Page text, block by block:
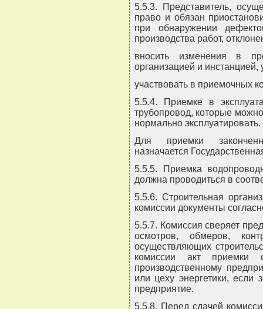
5.5.3. Представитель,
право и обязан
при обнаружении
производства работ,
вносить изменения в
организацией и инстанцией,
участвовать в приемочных
5.5.4. Приемке в
трубопровод, которые
нормально эксплуатировать.
Для приемки
назначается
5.5.5. Приемка
должна проводиться в
5.5.6. Строительная
комиссии документы
5.5.7. Комиссия сверяет
осмотров, обмеров,
осуществляющих
комиссии акт приемки
производственному
или цеху энергетики, если
предприятие.
5.5.8. Перед сдачей